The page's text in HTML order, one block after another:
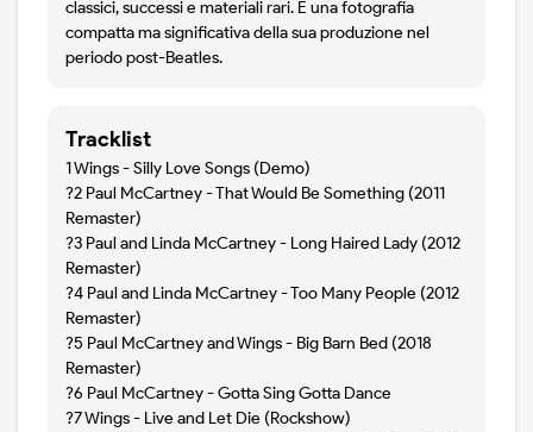
classici, successi e materiali rari. È una fotografia
compatta ma significativa della sua produzione nel
periodo post-Beatles.
Tracklist
1 Wings - Silly Love Songs (Demo)
?2 Paul McCartney - That Would Be Something (2011
Remaster)
?3 Paul and Linda McCartney - Long Haired Lady (2012
Remaster)
?4 Paul and Linda McCartney - Too Many People (2012
Remaster)
?5 Paul McCartney and Wings - Big Barn Bed (2018
Remaster)
?6 Paul McCartney - Gotta Sing Gotta Dance
?7 Wings - Live and Let Die (Rockshow)